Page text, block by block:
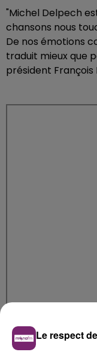
"Michel Delpech
chansons nous
De nos émotions
traduit mieux que
président François
Le respect